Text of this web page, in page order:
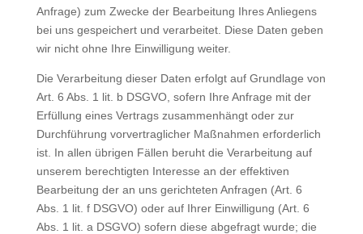
Anfrage) zum Zwecke der Bearbeitung Ihres Anliegens
bei uns gespeichert und verarbeitet. Diese Daten geben
wir nicht ohne Ihre Einwilligung weiter.
Die Verarbeitung dieser Daten erfolgt auf Grundlage von
Art. 6 Abs. 1 lit. b DSGVO, sofern Ihre Anfrage mit der
Erfüllung eines Vertrags zusammenhängt oder zur
Durchführung vorvertraglicher Maßnahmen erforderlich
ist. In allen übrigen Fällen beruht die Verarbeitung auf
unserem berechtigten Interesse an der effektiven
Bearbeitung der an uns gerichteten Anfragen (Art. 6
Abs. 1 lit. f DSGVO) oder auf Ihrer Einwilligung (Art. 6
Abs. 1 lit. a DSGVO) sofern diese abgefragt wurde; die